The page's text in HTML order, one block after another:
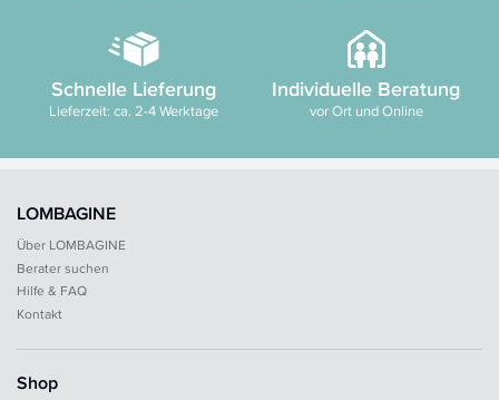
Schnelle Lieferung
Lieferzeit: ca. 2-4 Werktage
Individuelle Beratung
vor Ort und Online
LOMBAGINE
Über LOMBAGINE
Berater suchen
Hilfe & FAQ
Kontakt
Shop